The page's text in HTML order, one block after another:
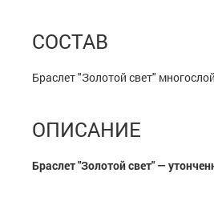
СОСТАВ
Браслет "Золотой свет"
ОПИСАНИЕ
Браслет "Золотой свет" —